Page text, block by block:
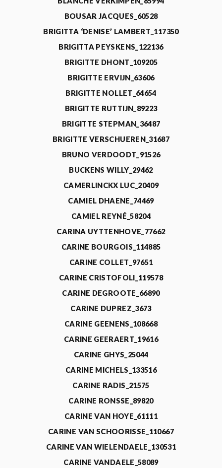
BOUSAR JACQUES_60528
BRIGITTA ‘DENISE’ LAMBERT_117350
BRIGITTA PEYSKENS_122136
BRIGITTE DHONT_109205
BRIGITTE ERVIJN_63606
BRIGITTE NOLLET_64654
BRIGITTE RUTTIJN_89223
BRIGITTE STEPMAN_36487
BRIGITTE VERSCHUEREN_31687
BRUNO VERDOODT_91526
BUCKENS WILLY_29462
CAMERLINCKX LUC_20409
CAMIEL DHAENE_74469
CAMIEL REYNÉ_58204
CARINA UYTTENHOVE_77662
CARINE BOURGOIS_114885
CARINE COLLET_97651
CARINE CRISTOFOLI_119578
CARINE DEGROOTE_66890
CARINE DUPREZ_3673
CARINE GEENENS_108668
CARINE GEERAERT_19616
CARINE GHYS_25044
CARINE MICHELS_133516
CARINE RADIS_21575
CARINE RONSSE_89820
CARINE VAN HOYE_61111
CARINE VAN SCHOORISSE_110667
CARINE VAN WIELENDAELE_130531
CARINE VANDAELE_58089